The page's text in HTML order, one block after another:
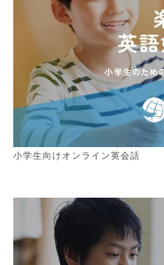
小学生向けオンライン英会話